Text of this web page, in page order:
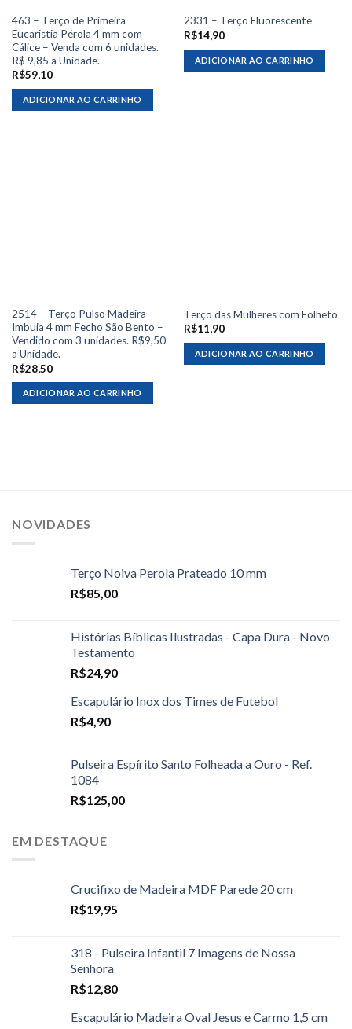
463 – Terço de Primeira
Eucaristia Pérola 4 mm com
Cálice – Venda com 6 unidades.
R$ 9,85 a Unidade.
R$59,10
ADICIONAR AO CARRINHO
2331 – Terço Fluorescente
R$14,90
ADICIONAR AO CARRINHO
2514 – Terço Pulso Madeira
Imbuia 4 mm Fecho São Bento –
Vendido com 3 unidades. R$9,50
a Unidade.
R$28,50
ADICIONAR AO CARRINHO
Terço das Mulheres com Folheto
R$11,90
ADICIONAR AO CARRINHO
NOVIDADES
Terço Noiva Perola Prateado 10 mm
R$85,00
Histórias Bíblicas Ilustradas - Capa Dura - Novo
Testamento
R$24,90
Escapulário Inox dos Times de Futebol
R$4,90
Pulseira Espírito Santo Folheada a Ouro - Ref.
1084
R$125,00
EM DESTAQUE
Crucifixo de Madeira MDF Parede 20 cm
R$19,95
318 - Pulseira Infantil 7 Imagens de Nossa
Senhora
R$12,80
Escapulário Madeira Oval Jesus e Carmo 1,5 cm